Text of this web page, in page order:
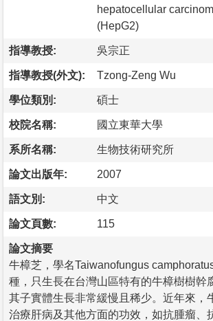
hepatocellular
(HepG2)
指導教授: 吳宗正
指導教授(外文): Tzong-Zeng Wu
學位類別: 碩士
校院名稱: 國立東華大學
系所名稱: 生物技術研究所
論文出版年: 2007
語文別: 中文
論文頁數: 115
論文摘要
牛樟芝，學名Taiwanofungus
種，只生長在台灣山區特有的牛樟樹樹幹
其子實體生長非常緩慢且稀少。近年來，
治療肝病及其他方面的功效，如抗腫瘤、